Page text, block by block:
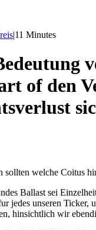
|11 Minutes
of den
sollten welche Coitus
Ballast sei
jedes unseren Ticker,
hinsichtlich wir